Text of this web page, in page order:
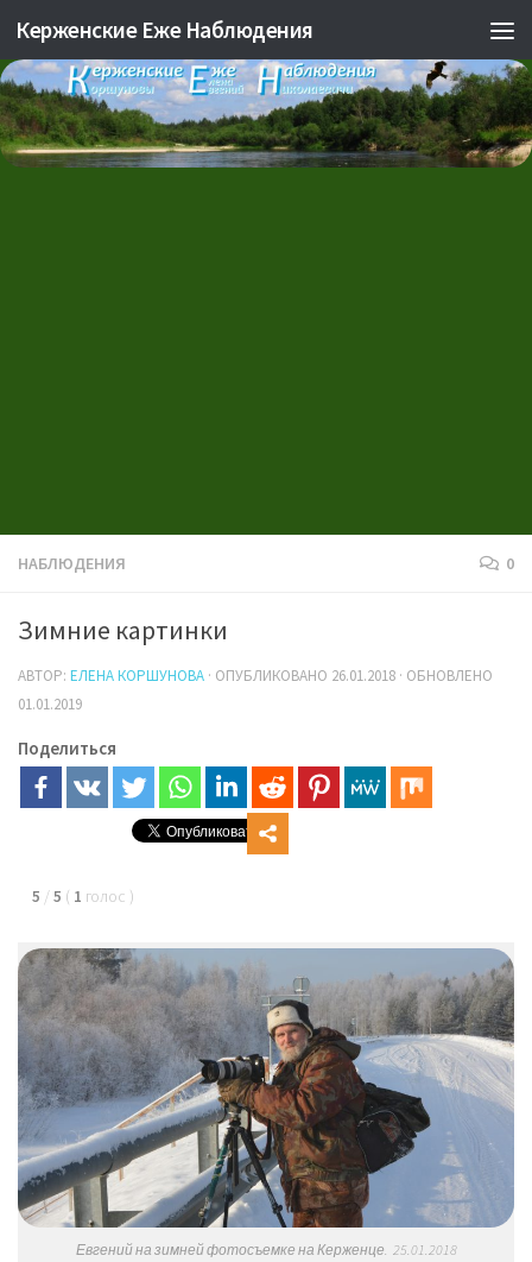
Skip to content
Керженские Еже Наблюдения
НАБЛЮДЕНИЯ 0
Зимние картинки
АВТОР: ЕЛЕНА КОРШУНОВА · ОПУБЛИКОВАНО 26.01.2018 · ОБНОВЛЕНО
01.01.2019
Поделиться
5 /5 ( 1 голос )
Евгений на зимней фотосъемке на Керженце. 25.01.2018